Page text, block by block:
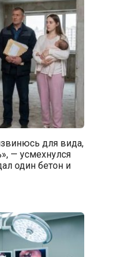
для вида,
— усмехнулся
один бетон и